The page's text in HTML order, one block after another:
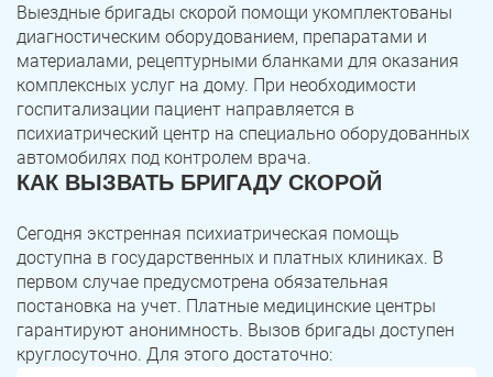
Выездные бригады скорой помощи укомплектованы
диагностическим оборудованием, препаратами и
материалами, рецептурными бланками для оказания
комплексных услуг на дому. При необходимости
госпитализации пациент направляется в
психиатрический центр на специально оборудованных
автомобилях под контролем врача.
КАК ВЫЗВАТЬ БРИГАДУ СКОРОЙ
Сегодня экстренная психиатрическая помощь
доступна в государственных и платных клиниках. В
первом случае предусмотрена обязательная
постановка на учет. Платные медицинские центры
гарантируют анонимность. Вызов бригады доступен
круглосуточно. Для этого достаточно: